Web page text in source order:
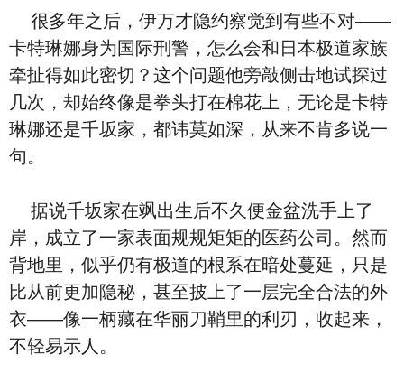
很多年之后，伊万才隐约察觉到有些不对——
卡特琳娜身为国际刑警，怎么会和日本极道家族
牵扯得如此密切？这个问题他旁敲侧击地试探过
几次，却始终像是拳头打在棉花上，无论是卡特
琳娜还是千坂家，都讳莫如深，从来不肯多说一
句。
据说千坂家在飒出生后不久便金盆洗手上了
岸，成立了一家表面规规矩矩的医药公司。然而
背地里，似乎仍有极道的根系在暗处蔓延，只是
比从前更加隐秘，甚至披上了一层完全合法的外
衣——像一柄藏在华丽刀鞘里的利刃，收起来，
不轻易示人。